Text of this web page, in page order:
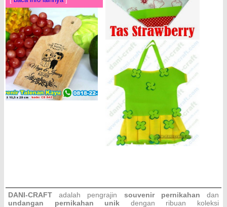
DANI-CRAFTadalah pengrajin souvenir pernikahandan
undangan pernikahan unik dengan ribuan koleksi